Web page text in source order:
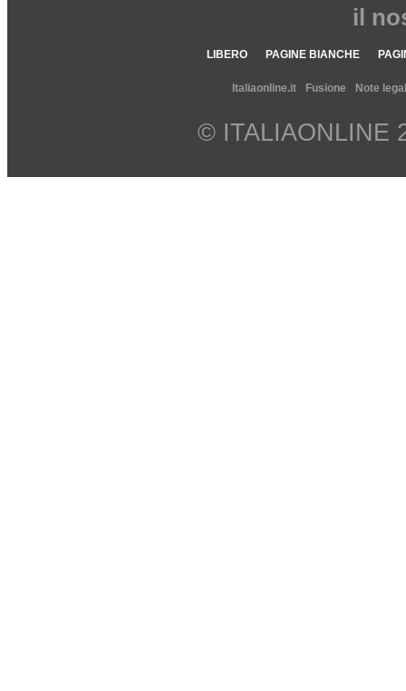
il
LIBERO PAGINE BIANCHE
Italiaonline.it Fusione Note
© ITALIAONLINE